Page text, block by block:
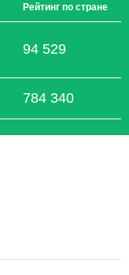
Рейтинг по стране
94 529
784 340